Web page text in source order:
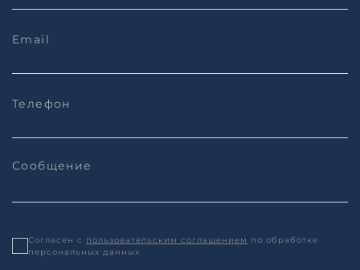
Согласен с пользовательским соглашением по обработке
персональных данных